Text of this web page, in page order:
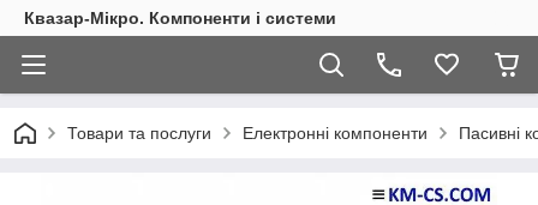
Квазар-Мікро. Компоненти і системи
Товари та послуги Електронні компоненти Пасивні